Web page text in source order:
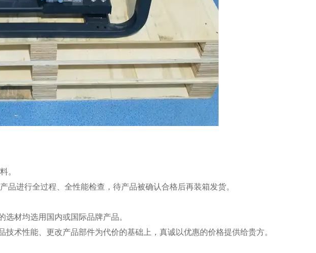
。
品进行全过程、全性能检查，待产品被确认合格后再装箱发货。
材均选用国内或国际品牌产品。
术性能、更改产品部件为代价的基础上，真诚以优惠的价格提供给贵方。